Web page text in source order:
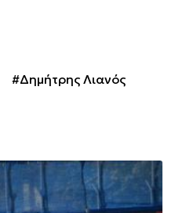
#Δημήτρης Λιανός